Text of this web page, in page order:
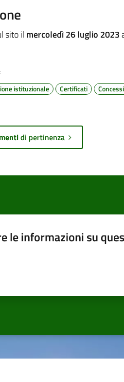
sito il mercoledì 26 luglio 2023
istituzionale Certificati
di pertinenza
le informazioni su